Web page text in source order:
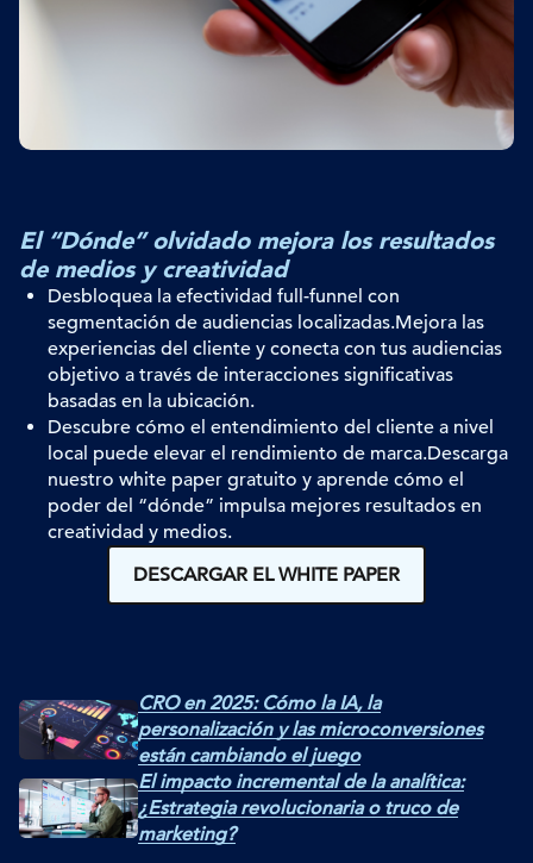
El “Dónde” olvidado mejora los resultados
de medios y creatividad
Desbloquea la efectividad full-funnel con
segmentación de audiencias localizadas.Mejora las
experiencias del cliente y conecta con tus audiencias
objetivo a través de interacciones significativas
basadas en la ubicación.
Descubre cómo el entendimiento del cliente a nivel
local puede elevar el rendimiento de marca.Descarga
nuestro white paper gratuito y aprende cómo el
poder del “dónde” impulsa mejores resultados en
creatividad y medios.
DESCARGAR EL WHITE PAPER
CRO en 2025: Cómo la IA, la
personalización y las microconversiones
están cambiando el juego
El impacto incremental de la analítica:
¿Estrategia revolucionaria o truco de
marketing?